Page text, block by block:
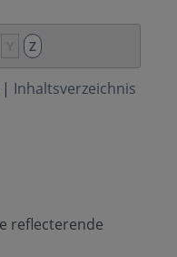
Y Z
| Inhaltsverzeichnis
reflecterende